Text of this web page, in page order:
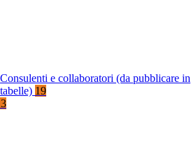
Consulenti e collaboratori (da pubblicare in
tabelle) 19